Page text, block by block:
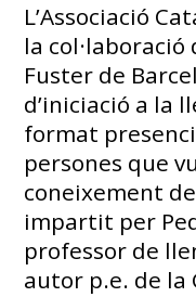
L’Associació
la
Fuster de
d’iniciació a la
format
persones que
coneixement
impartit per
professor de
autor p.e. de la